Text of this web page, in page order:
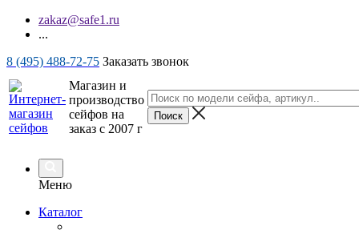
zakaz@safe1.ru
...
8 (495) 488-72-75 Заказать звонок
Магазин и
производство
сейфов на
заказ с 2007 г
Меню
Каталог